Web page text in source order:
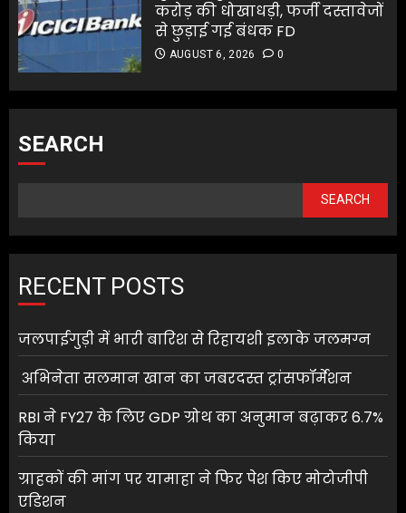
करोड़ की धोखाधड़ी, फर्जी दस्तावेजों
से छुड़ाई गई बंधक FD
AUGUST 6, 2026 0
SEARCH
SEARCH
RECENT POSTS
जलपाईगुड़ी में भारी बारिश से रिहायशी इलाके जलमग्न
अभिनेता सलमान खान का जबरदस्त ट्रांसफॉर्मेशन
RBI ने FY27 के लिए GDP ग्रोथ का अनुमान बढ़ाकर 6.7%
किया
ग्राहकों की मांग पर यामाहा ने फिर पेश किए मोटोजीपी
एडिशन